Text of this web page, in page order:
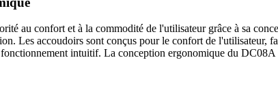
au confort et à la commodité de l'utilisateur grâce à sa
Les accoudoirs sont conçus pour le confort de l'utilisateur,
intuitif. La conception ergonomique du